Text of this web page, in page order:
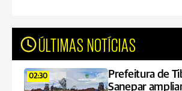
ÚLTIMAS NOTÍCIAS
02:30
Prefeitura de
Sanepar